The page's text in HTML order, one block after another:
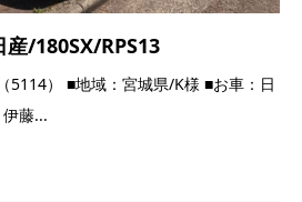
RPS13
5114） ■地域：宮城県/K様 ■お車：日
藤...